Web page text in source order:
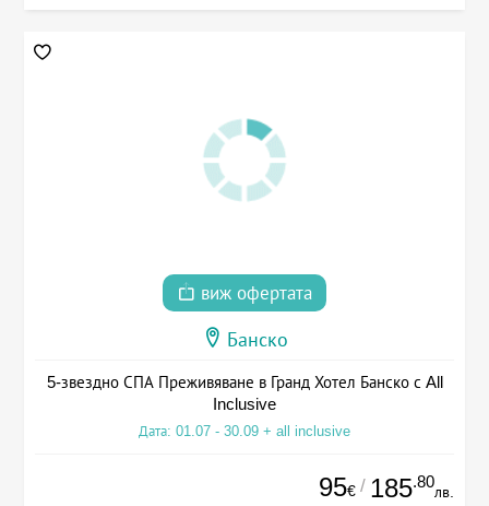
виж офертата
Банско
5-звездно СПА Преживяване в Гранд Хотел Банско с All
Inclusive
Дата: 01.07 - 30.09 + all inclusive
95€ / 185.80
лв.